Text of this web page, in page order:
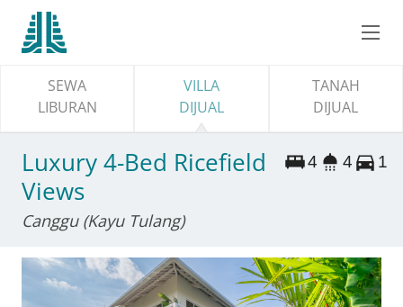
SEWA
LIBURAN
VILLA
DIJUAL
TANAH
DIJUAL
Luxury 4-Bed Ricefield
Views
Canggu (Kayu Tulang)
4 4 1